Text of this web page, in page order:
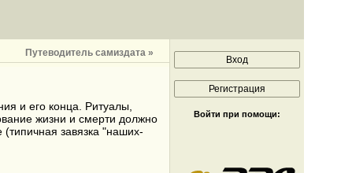
Путеводитель самиздата »
и его конца. Ритуалы,
жизни и смерти должно
завязка "наших-
Войти при помощи: